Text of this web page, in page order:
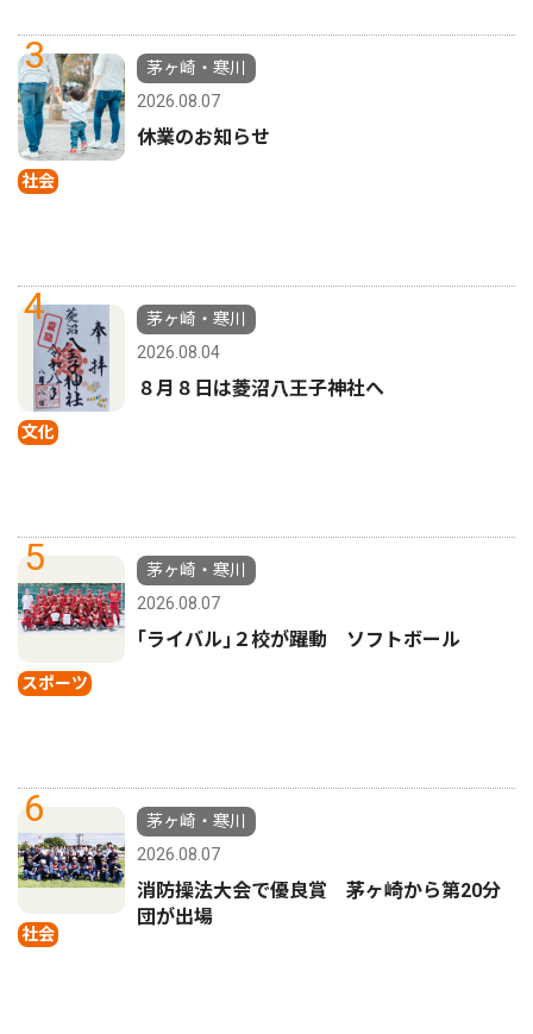
3
社会
茅ヶ崎・寒川
2026.08.07
休業のお知らせ
4
文化
茅ヶ崎・寒川
2026.08.04
８月８日は菱沼八王子神社へ
5
スポーツ
茅ヶ崎・寒川
2026.08.07
｢ライバル｣２校が躍動 ソフトボール
6
社会
茅ヶ崎・寒川
2026.08.07
消防操法大会で優良賞 茅ヶ崎から第20分
団が出場